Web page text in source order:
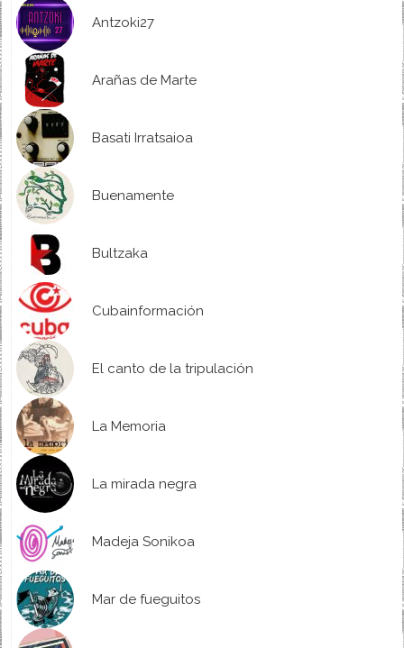
Antzoki27
Arañas de Marte
Basati Irratsaioa
Buenamente
Bultzaka
Cubainformación
El canto de la tripulación
La Memoria
La mirada negra
Madeja Sonikoa
Mar de fueguitos